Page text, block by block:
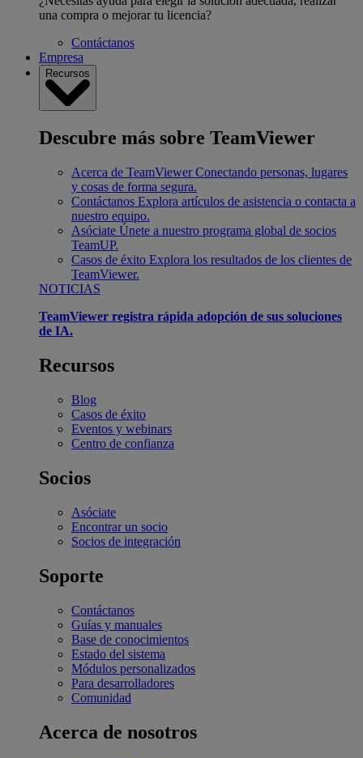
una compra o mejorar tu licencia?
Contáctanos
Empresa
Recursos
Descubre más sobre TeamViewer
Acerca de TeamViewer Conectando personas, lugares
y cosas de forma segura.
Contáctanos Explora artículos de asistencia o contacta a
nuestro equipo.
Asóciate Únete a nuestro programa global de socios
TeamUP.
Casos de éxito Explora los resultados de los clientes de
TeamViewer.
NOTICIAS
TeamViewer registra rápida adopción de sus soluciones
de IA.
Recursos
Blog
Casos de éxito
Eventos y webinars
Centro de confianza
Socios
Asóciate
Encontrar un socio
Socios de integración
Soporte
Contáctanos
Guías y manuales
Base de conocimientos
Estado del sistema
Módulos personalizados
Para desarrolladores
Comunidad
Acerca de nosotros